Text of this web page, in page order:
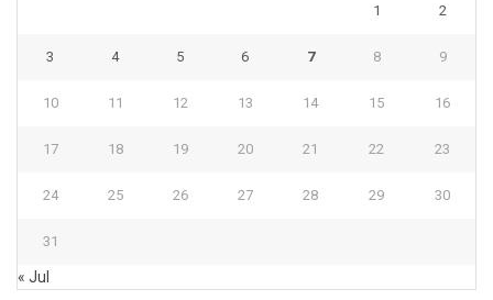
1 2
3 4 5 6 7 8 9
10 11 12 13 14 15 16
17 18 19 20 21 22 23
24 25 26 27 28 29 30
31
« Jul